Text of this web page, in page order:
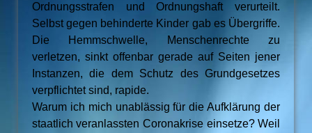
Ordnungsstrafen und Ordnungshaft verurteilt.
Selbst gegen behinderte Kinder gab es Übergriffe.
Die Hemmschwelle, Menschenrechte zu
verletzen, sinkt offenbar gerade auf Seiten jener
Instanzen, die dem Schutz des Grundgesetzes
verpflichtet sind, rapide.
Warum ich mich unablässig für die Aufklärung der
staatlich veranlassten Coronakrise einsetze? Weil